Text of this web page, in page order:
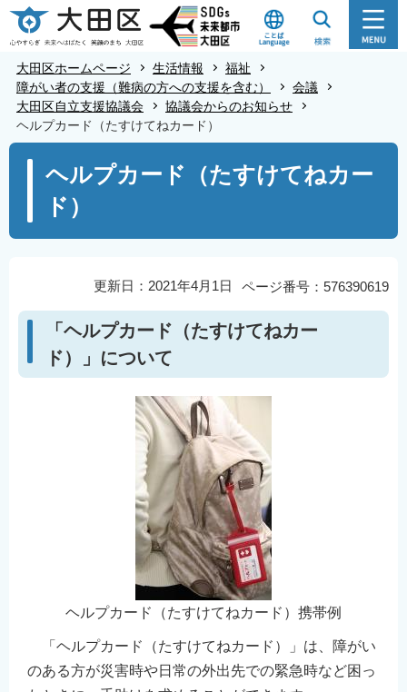
こ
の
す
大田区ホームページ 生活情報
福祉
障がい者の支援（難病の方への支援を含む）
会議
大田区自立支援協議会
協議会からのお知らせ
ヘルプカード（たすけてねカード）
ヘルプカード（たすけてねカー
ド）
ページ番号：576390619
更新日：2021年4月1日
「ヘルプカード（たすけてねカー
ド）」について
ヘルプカード（たすけてねカード）携帯例
「ヘルプカード（たすけてねカード）」は、障がい
のある方が災害時や日常の外出先での緊急時など困っ